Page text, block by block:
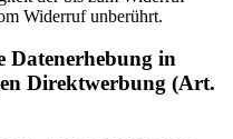
Widerruf unberührt.
Datenerhebung in
Direktwerbung (Art.